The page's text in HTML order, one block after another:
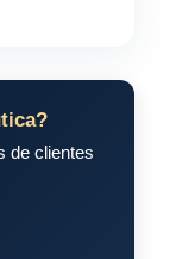
de clientes